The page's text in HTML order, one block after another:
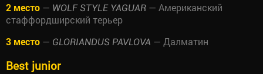
2 место — WOLF STYLE YAGUAR — Американский
стаффордширский терьер
3 место — GLORIANDUS PAVLOVA — Далматин
Best junior